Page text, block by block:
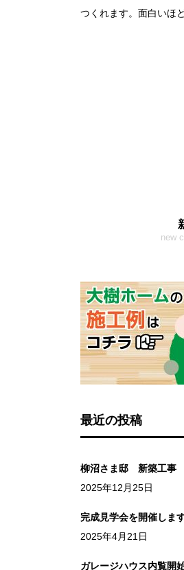
つくれます。面白いほ
new
最近の投稿
柳沼さま邸 新築工事
2025年12月25日
完成見学会を開催しま
2025年4月21日
ガレージハウス内覧開